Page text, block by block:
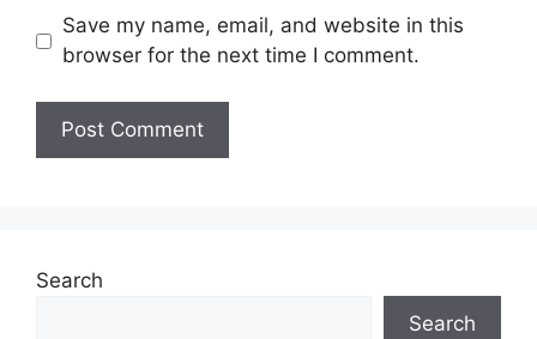
Save my name, email, and website in this
browser for the next time I comment.
Search
Search